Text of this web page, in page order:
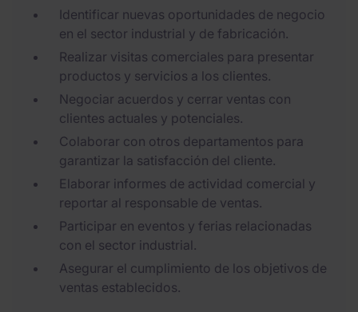
Identificar nuevas oportunidades de negocio
en el sector industrial y de fabricación.
Realizar visitas comerciales para presentar
productos y servicios a los clientes.
Negociar acuerdos y cerrar ventas con
clientes actuales y potenciales.
Colaborar con otros departamentos para
garantizar la satisfacción del cliente.
Elaborar informes de actividad comercial y
reportar al responsable de ventas.
Participar en eventos y ferias relacionadas
con el sector industrial.
Asegurar el cumplimiento de los objetivos de
ventas establecidos.